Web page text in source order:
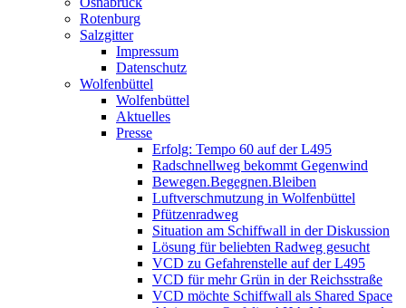
Rotenburg
Salzgitter
Impressum
Datenschutz
Wolfenbüttel
Wolfenbüttel
Aktuelles
Presse
Erfolg: Tempo 60 auf der L495
Radschnellweg bekommt Gegenwind
Bewegen.Begegnen.Bleiben
Luftverschmutzung in Wolfenbüttel
Pfützenradweg
Situation am Schiffwall in der Diskussion
Lösung für beliebten Radweg gesucht
VCD zu Gefahrenstelle auf der L495
VCD für mehr Grün in der Reichsstraße
VCD möchte Schiffwall als Shared Space